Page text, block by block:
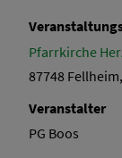
Pfarrkirche
87748
Veranstalter
PG Boos